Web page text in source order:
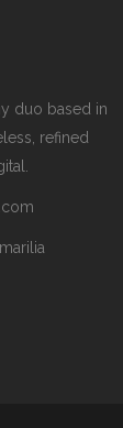
duo based in
refined